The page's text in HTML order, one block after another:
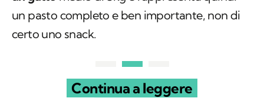
un pasto completo e ben importante, non di
certo uno snack.
Continua a leggere